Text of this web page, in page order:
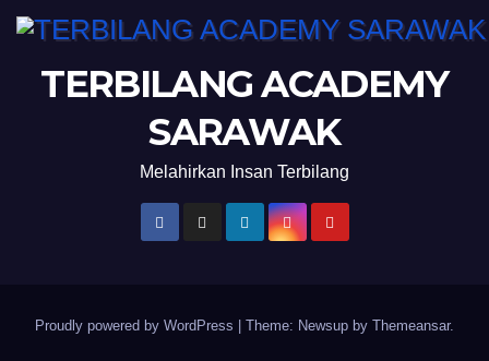
TERBILANG ACADEMY
SARAWAK
Melahirkan Insan Terbilang
Proudly powered by WordPress Theme: Newsup by Themeansar.